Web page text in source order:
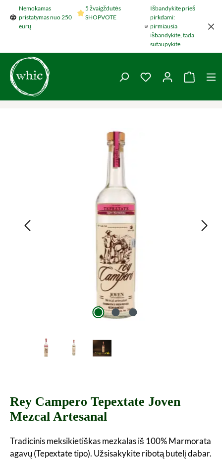
Šokti į pagrindinį turinį
Nemokamas
pristatymas nuo 250
eurų
5 žvaigždutės
SHOPVOTE
Išbandykite prieš
pirkdami:
pirmiausia
išbandykite, tada
sutaupykite
You have 0 wishlist
Praleisti nuotraukų galeriją
Rey Campero Tepextate Joven
Mezcal Artesanal
Tradicinis meksikietiškas mezkalas iš 100% Marmorata
agavų (Tepextate tipo). Užsisakykite ribotą butelį dabar.